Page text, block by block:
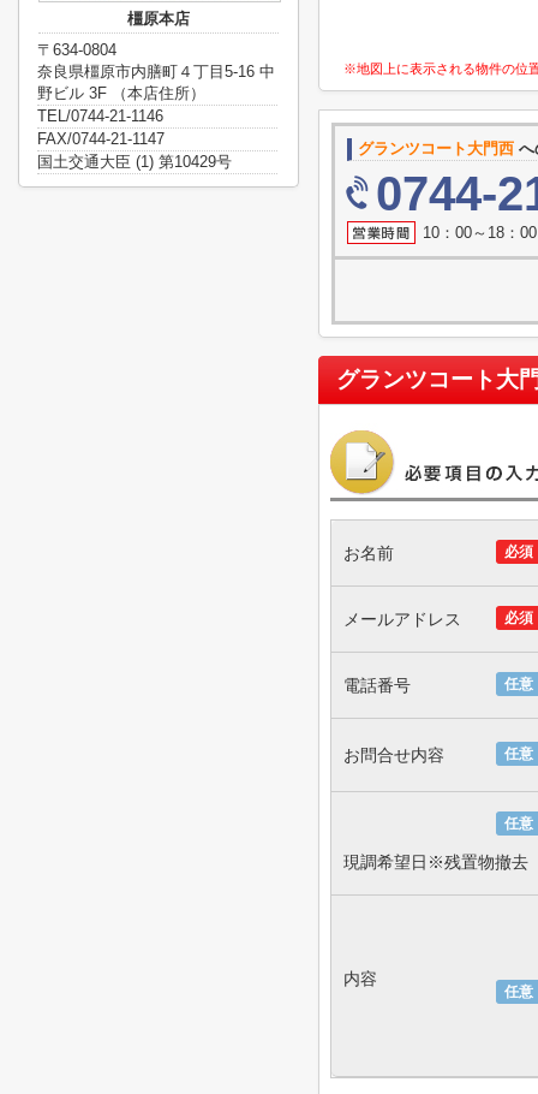
※地図上に表示される物件の位
グランツコート大門西 へ
0744-
10：00～18：
グランツコート大
必須
お名前
必須
メールアドレス
任意
電話番号
任意
お問合せ内容
任意
現調希望日※残置物撤去
任意
内容
橿原本店
〒634-0804
奈良県橿原市内膳町４丁目5-16 中
野ビル 3F （本店住所）
TEL/0744-21-1146
FAX/0744-21-1147
国土交通大臣 (1) 第10429号